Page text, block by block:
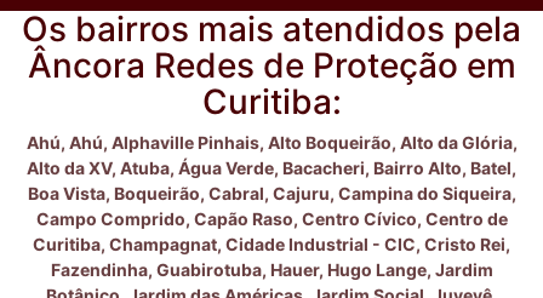
Os bairros mais atendidos pela
Âncora Redes de Proteção em
Curitiba:
Ahú, Ahú, Alphaville Pinhais, Alto Boqueirão, Alto da Glória,
Alto da XV, Atuba, Água Verde, Bacacheri, Bairro Alto, Batel,
Boa Vista, Boqueirão, Cabral, Cajuru, Campina do Siqueira,
Campo Comprido, Capão Raso, Centro Cívico, Centro de
Curitiba, Champagnat, Cidade Industrial - CIC, Cristo Rei,
Fazendinha, Guabirotuba, Hauer, Hugo Lange, Jardim